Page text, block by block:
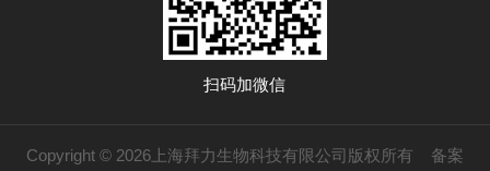
扫码加微信
Copyright © 2026上海拜力生物科技有限公司版权所有 备案